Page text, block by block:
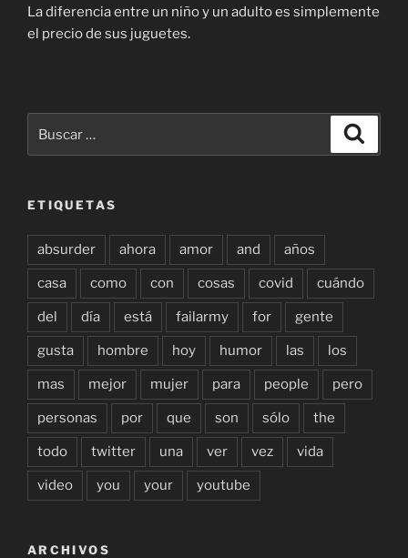
La diferencia entre un niño y un adulto es simplemente
el precio de sus juguetes.
por:
ETIQUETAS
absurder ahora amor and años
casa como con cosas covid cuándo
del día está failarmy for gente
gusta hombre hoy humor las los
mas mejor mujer para people pero
personas por que son sólo the
todo twitter una ver vez vida
video you your youtube
ARCHIVOS